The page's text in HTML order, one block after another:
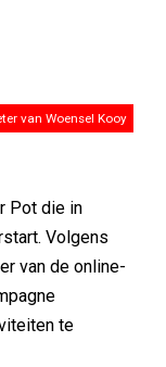
van Woensel Kooy
Pot die in
Volgens
van de online-
te